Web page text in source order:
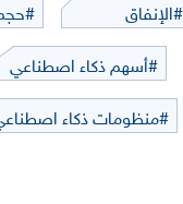
#الإنفاق
#أسهم ذكاء اصطناعي
#منظومات ذكاء